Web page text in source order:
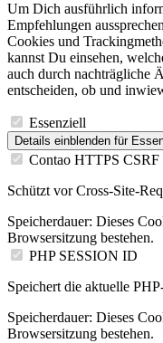
Um Dich ausführlich
Empfehlungen
Cookies und
kannst Du einsehen,
auch durch nachträgliche
entscheiden, ob und
Essenziell
Details einblenden für
Contao HTTPS CSRF
Schützt vor Cross-Site-
Speicherdauer: Dieses
Browsersitzung bestehen.
PHP SESSION ID
Speichert die aktuelle
Speicherdauer: Dieses
Browsersitzung bestehen.